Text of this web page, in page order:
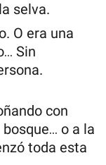
selva.
O era una
Sin
con
o a la
toda esta